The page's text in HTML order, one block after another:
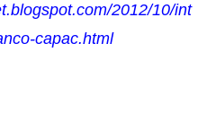
2012/10/int
capac.html